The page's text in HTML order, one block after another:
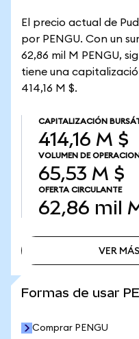
El precio actual de
por PENGU. Con un
62,86 mil M PENGU,
tiene una
414,16 M $.
CAPITALIZACIÓN
414,16 M $
VOLUMEN DE
65,53 M $
OFERTA CIRCULANTE
62,86 mil
VER
Formas de usar
Comprar PENGU